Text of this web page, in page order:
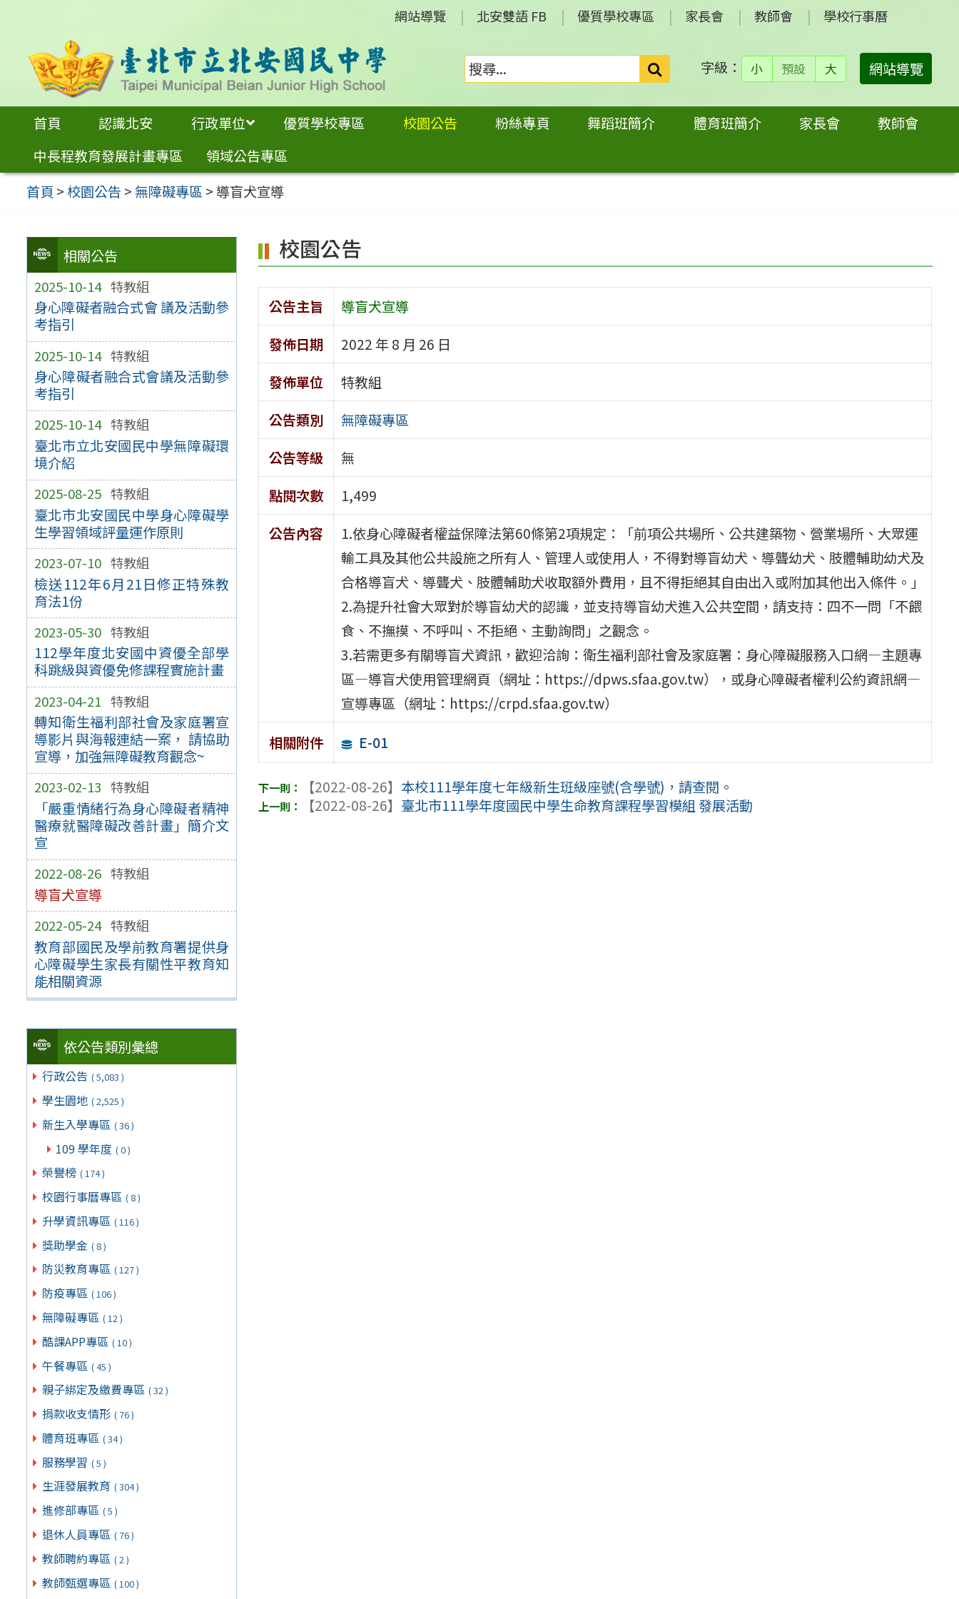
內
網站導覽 北安雙語 FB 優質學校專區 家長會 教師會 學校行事曆
搜
尋：
字級： 小 預設 大 網站導覽
首頁 認識北安 行政單位 優質學校專區 校園公告 粉絲專頁 舞蹈班簡介 體育班簡介 家長會
教師會
中長程教育發展計畫專區
領域公告專區
首頁 >校園公告 > 無障礙專區> 導盲犬宣導
相關公告
2025-10-14 特教組
身心障礙者融合式會 議及活動參
考指引
2025-10-14 特教組
身心障礙者融合式會議及活動參
考指引
2025-10-14 特教組
臺北市立北安國民中學無障礙環
境介紹
2025-08-25 特教組
臺北市北安國民中學身心障礙學
生學習領域評量運作原則
2023-07-10 特教組
檢送112年6月21日修正特殊教
育法1份
2023-05-30 特教組
112學年度北安國中資優全部學
科跳級與資優免修課程實施計畫
2023-04-21 特教組
轉知衛生福利部社會及家庭署宣
導影片與海報連結一案， 請協助
宣導，加強無障礙教育觀念~
2023-02-13 特教組
「嚴重情緒行為身心障礙者精神
醫療就醫障礙改善計畫」簡介文
宣
2022-08-26 特教組
導盲犬宣導
2022-05-24 特教組
教育部國民及學前教育署提供身
心障礙學生家長有關性平教育知
能相關資源
依公告類別彙總
行政公告 ( 5,083 )
學生園地 ( 2,525 )
新生入學專區 ( 36 )
109 學年度 ( 0 )
榮譽榜 ( 174 )
校園行事曆專區 ( 8 )
升學資訊專區 ( 116 )
獎助學金 ( 8 )
防災教育專區 ( 127 )
防疫專區 ( 106 )
無障礙專區 ( 12 )
酷課APP專區 ( 10 )
午餐專區 ( 45 )
親子綁定及繳費專區 ( 32 )
捐款收支情形 ( 76 )
體育班專區 ( 34 )
服務學習 ( 5 )
生涯發展教育 ( 304 )
進修部專區 ( 5 )
退休人員專區 ( 76 )
教師聘約專區 ( 2 )
教師甄選專區 ( 100 )
校園公告
公告主旨
導盲犬宣導
發佈日期
2022 年 8 月 26 日
發佈單位
特教組
公告類別
無障礙專區
公告等級
無
點閱次數
1,499
公告內容
1.依身心障礙者權益保障法第60條第2項規定：「前項公共場所、公共建築物、營業場所、大眾運
輸工具及其他公共設施之所有人、管理人或使用人，不得對導盲幼犬、導聾幼犬、肢體輔助幼犬及
合格導盲犬、導聾犬、肢體輔助犬收取額外費用，且不得拒絕其自由出入或附加其他出入條件。」
2.為提升社會大眾對於導盲幼犬的認識，並支持導盲幼犬進入公共空間，請支持：四不一問「不餵
食、不撫摸、不呼叫、不拒絕、主動詢問」之觀念。
3.若需更多有關導盲犬資訊，歡迎洽詢：衛生福利部社會及家庭署：身心障礙服務入口網—主題專
區—導盲犬使用管理網頁（網址：https://dpws.sfaa.gov.tw），或身心障礙者權利公約資訊網—
宣導專區（網址：https://crpd.sfaa.gov.tw）
相關附件
E-01
【2022-08-26】 本校111學年度七年級新生班級座號(含學號)，請查閱。
【2022-08-26】 臺北市111學年度國民中學生命教育課程學習模組 發展活動